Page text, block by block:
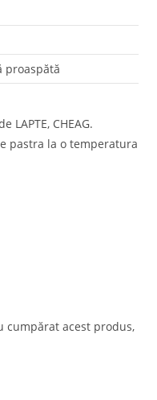
proaspătă
LAPTE, CHEAG.
pastra la o temperatura
cumpărat acest produs,